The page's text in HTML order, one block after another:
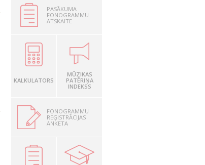
PASĀKUMA
FONOGRAMMU
ATSKAITE
KALKULATORS
MŪZIKAS
PATĒRIŅA
INDEKSS
FONOGRAMMU
REĢISTRĀCIJAS
ANKETA